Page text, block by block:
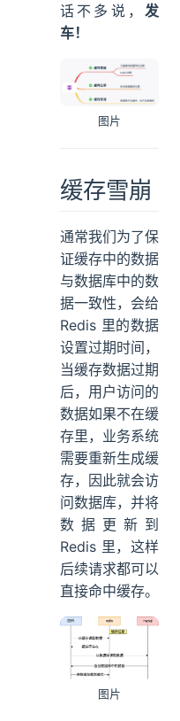
话不多说， 发
车！
图片
缓存雪崩
通常我们为了保
证缓存中的数据
与数据库中的数
据一致性，会给
Redis 里的数据
设置过期时间，
当缓存数据过期
后，用户访问的
数据如果不在缓
存里，业务系统
需要重新生成缓
存，因此就会访
问数据库，并将
数据更新到
Redis 里，这样
后续请求都可以
直接命中缓存。
图片